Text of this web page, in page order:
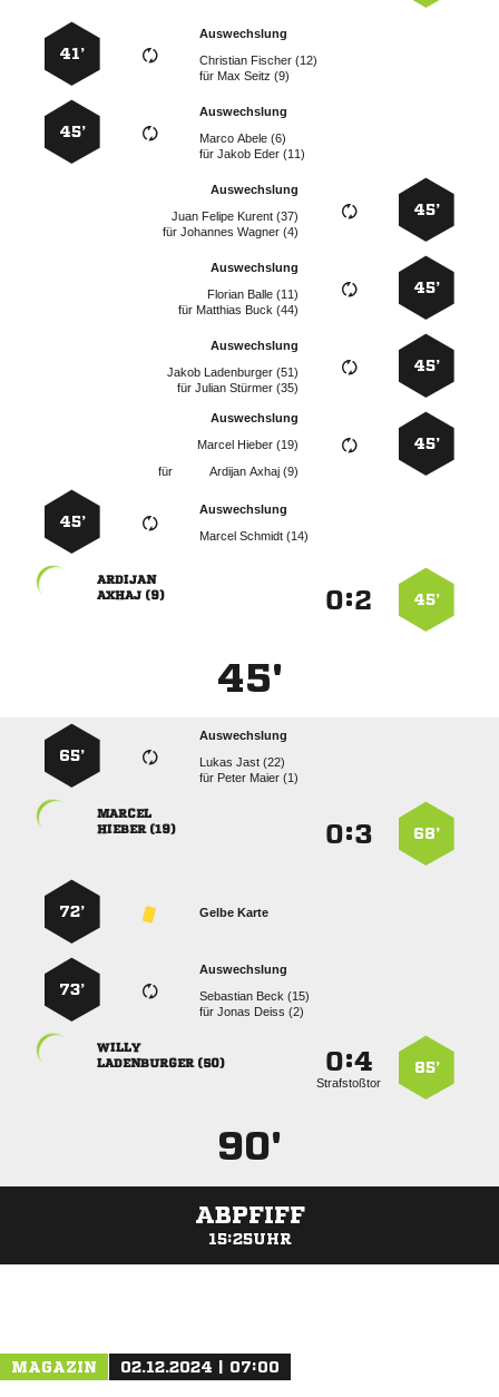
Auswechslung
  
für   
41’
Auswechslung
  
für  
45’
45’
Auswechslung
   
für  
45’
Auswechslung
  
für   
45’
Auswechslung
  
für  
45’
Auswechslung
  
für
  
Auswechslung
  
45’
45’
:

 
45'
Auswechslung
  
für   
65’
68’
:

 
Gelbe Karte
72’
Auswechslung
  
für  
73’
85’
:
Strafstoßtor

 
90'
ABPFIFF
15:25UHR
MAGAZIN 02.12.2024 | 07:00